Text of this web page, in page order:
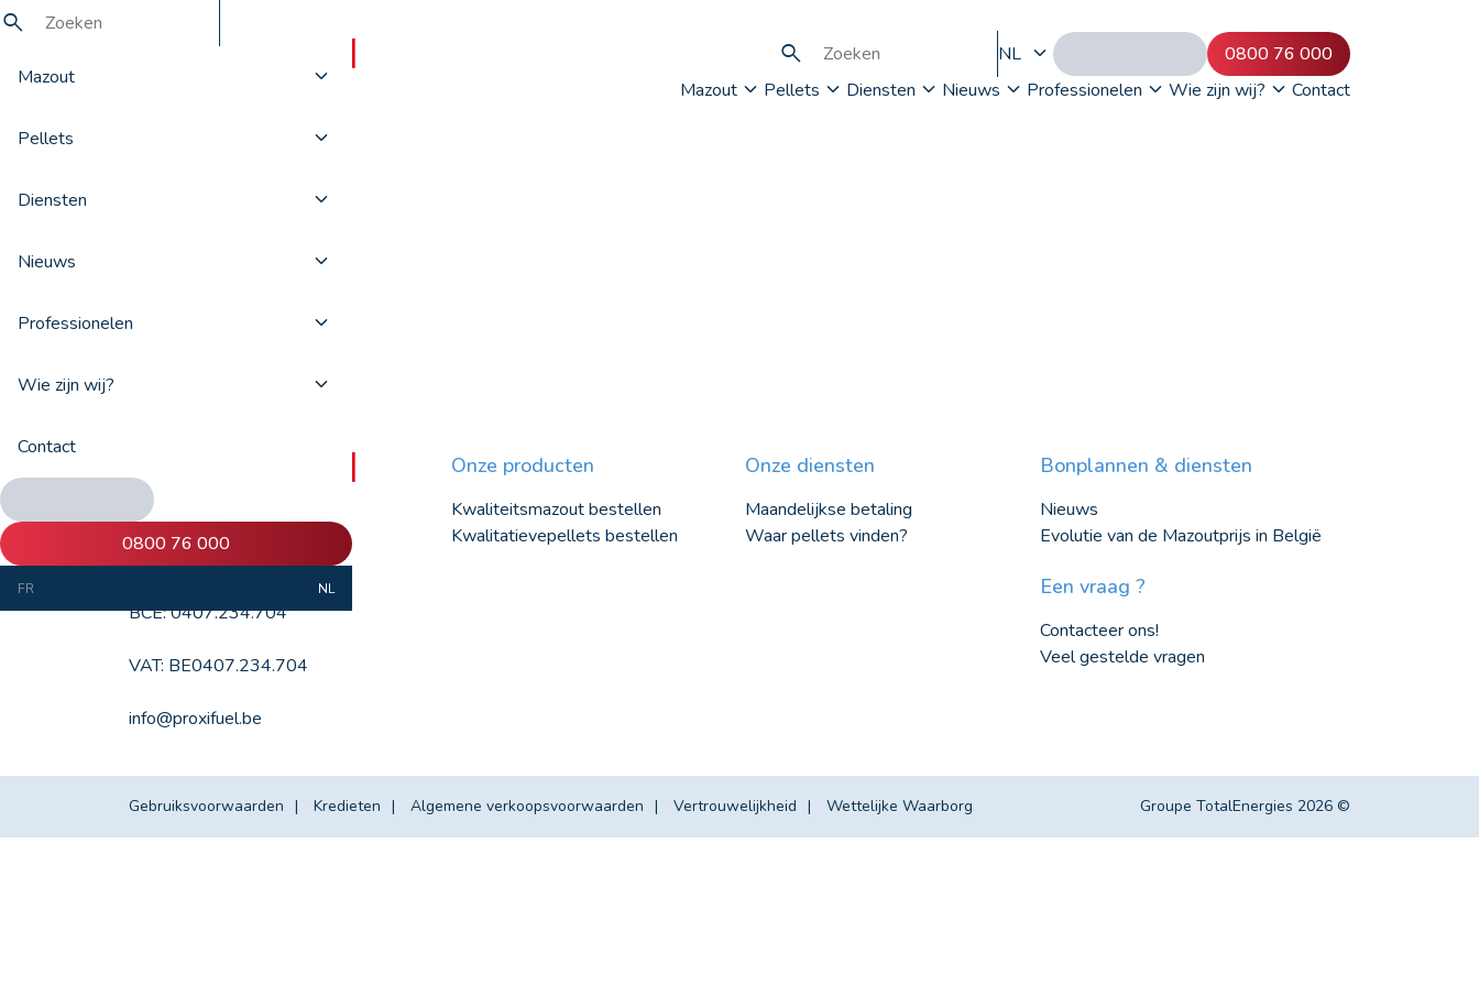
Mazout
Pellets
Diensten
Nieuws
Professionelen
Wie zijn wij?
Contact
0800 76 000
FR NL
NL
0800 76 000
Mazout
Pellets Diensten Nieuws Professionelen Wie zijn wij? Contact
Sitemap
ProxiFuel SA
Anspachlaan 1 box 2
1000 Brussels
BCE: 0407.234.704
VAT: BE0407.234.704
info@proxifuel.be
Onze producten
Kwaliteitsmazout bestellen
Kwalitatievepellets bestellen
Onze diensten
Maandelijkse betaling
Waar pellets vinden?
Bonplannen & diensten
Nieuws
Evolutie van de Mazoutprijs in België
Een vraag ?
Contacteer ons!
Veel gestelde vragen
Gebruiksvoorwaarden Kredieten Algemene verkoopsvoorwaarden Vertrouwelijkheid Wettelijke Waarborg Groupe TotalEnergies 2026 ©